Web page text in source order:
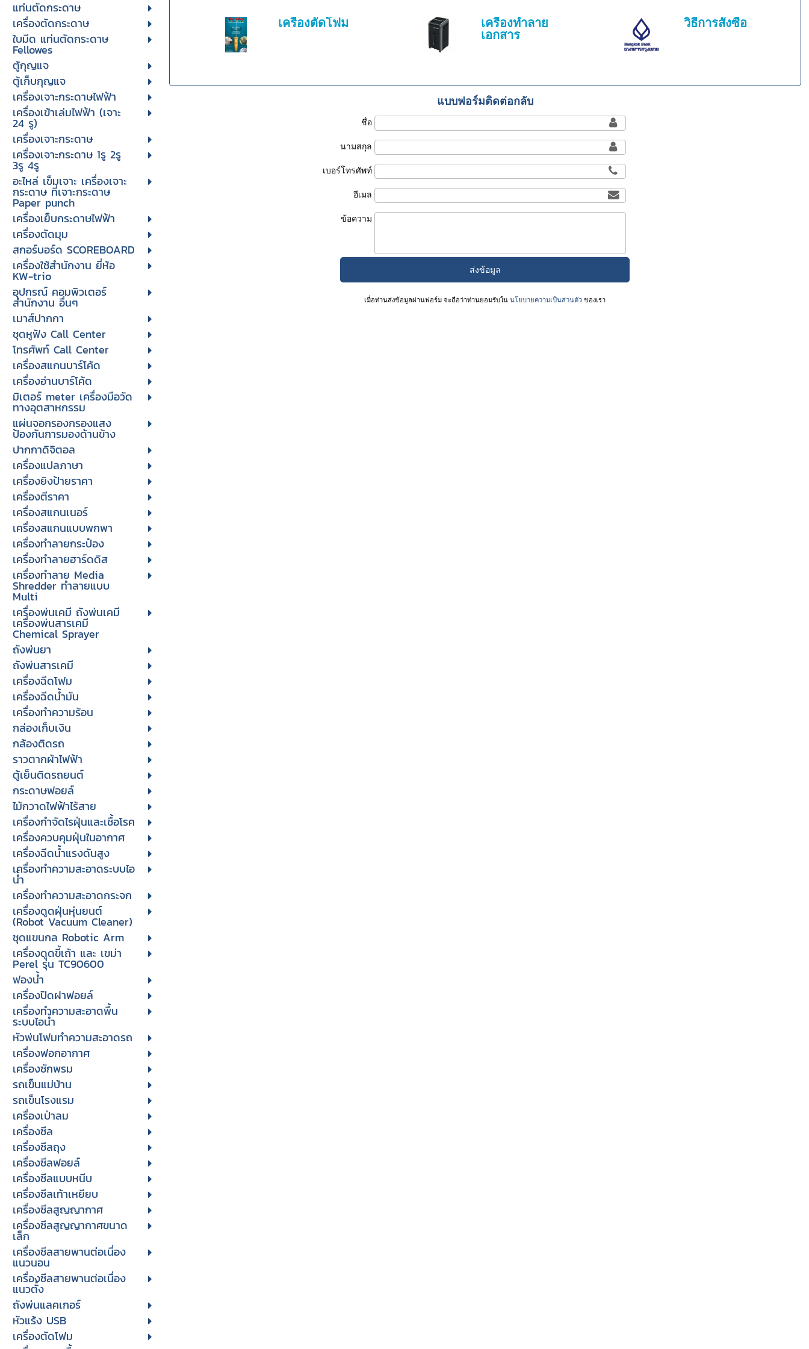
แท่นตัดกระดาษ
เครื่องตัดกระดาษ
ใบมีด แท่นตัดกระดาษ
Fellowes
ตู้กุญแจ
ตู้เก็บกุญแจ
เครื่องเจาะกระดาษไฟฟ้า
เครื่องเข้าเล่มไฟฟ้า (เจาะ
24 รู)
เครื่องเจาะกระดาษ
เครื่องเจาะกระดาษ 1รู 2รู
3รู 4รู
อะไหล่ เข็มเจาะ เครื่องเจาะ
กระดาษ ที่เจาะกระดาษ
Paper punch
เครื่องเย็บกระดาษไฟฟ้า
เครื่องตัดมุม
สกอร์บอร์ด SCOREBOARD
เครื่องใช้สำนักงาน ยี่ห้อ
KW-trio
อุปกรณ์ คอมพิวเตอร์
สำนักงาน อื่นๆ
เมาส์ปากกา
ชุดหูฟัง Call Center
โทรศัพท์ Call Center
เครื่องสแกนบาร์โค้ด
เครื่องอ่านบาร์โค้ด
มิเตอร์ meter เครื่องมือวัด
ทางอุตสาหกรรม
แผ่นจอกรองกรองแสง
ป้องกันการมองด้านข้าง
ปากกาดิจิตอล
เครื่องแปลภาษา
เครื่องยิงป้ายราคา
เครื่องตีราคา
เครื่องสแกนเนอร์
เครื่องสแกนแบบพกพา
เครื่องทำลายกระป๋อง
เครื่องทำลายฮาร์ดดิส
เครื่องทำลาย Media
Shredder ทำลายแบบ
Multi
เครื่องพ่นเคมี ถังพ่นเคมี
เครื่องพ่นสารเคมี
Chemical Sprayer
ถังพ่นยา
ถังพ่นสารเคมี
เครื่องฉีดโฟม
เครื่องฉีดน้ำมัน
เครื่องทำความร้อน
กล่องเก็บเงิน
กล้องติดรถ
ราวตากผ้าไฟฟ้า
ตู้เย็นติดรถยนต์
กระดาษฟอยล์
ไม้กวาดไฟฟ้าไร้สาย
เครื่องกำจัดไรฝุ่นและเชื้อโรค
เครื่องควบคุมฝุ่นในอากาศ
เครื่องฉีดน้ำแรงดันสูง
เครื่องทำความสะอาดระบบไอ
น้ำ
เครื่องทำความสะอาดกระจก
เครื่องดูดฝุ่นหุ่นยนต์
(Robot Vacuum Cleaner)
ชุดแขนกล Robotic Arm
เครื่องดูดขี้เถ้า และ เขม่า
Perel รุ่น TC90600
ฟองน้ำ
เครื่องปิดฝาฟอยล์
เครื่องทำความสะอาดพื้น
ระบบไอน้ำ
หัวพ่นโฟมทำความสะอาดรถ
เครื่องฟอกอากาศ
เครื่องซักพรม
รถเข็นแม่บ้าน
รถเข็นโรงแรม
เครื่องเป่าลม
เครื่องซีล
เครื่องซีลถุง
เครื่องซีลฟอยล์
เครื่องซีลแบบหนีบ
เครื่องซีลเท้าเหยียบ
เครื่องซีลสูญญากาศ
เครื่องซีลสูญญากาศขนาด
เล็ก
เครื่องซีลสายพานต่อเนื่อง
แนวนอน
เครื่องซีลสายพานต่อเนื่อง
แนวตั้ง
ถังพ่นแลคเกอร์
หัวแร้ง USB
เครื่องตัดโฟม
เครื่องตัดโฟม
เครื่องทำลาย
เอกสาร
วิธีการสั่งซื้อ
แบบฟอร์มติดต่อกลับ
ชื่อ
นามสกุล
เบอร์โทรศัพท์
อีเมล
ข้อความ
เมื่อท่านส่งข้อมูลผ่านฟอร์ม จะถือว่าท่านยอมรับใน นโยบายความเป็นส่วนตัวของเรา